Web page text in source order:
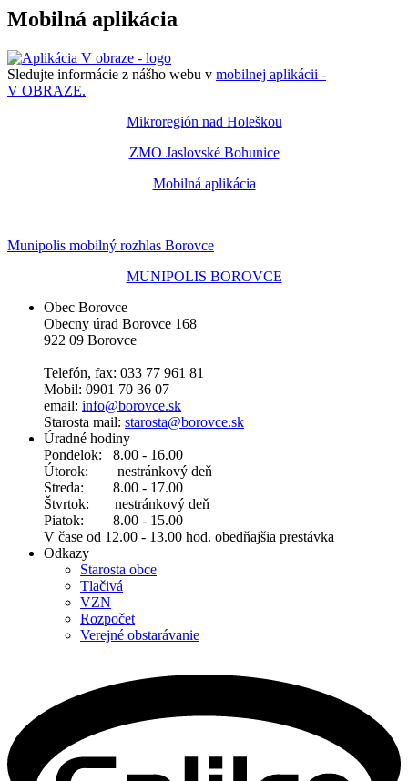
Mobilná aplikácia
Sledujte informácie z nášho webu v mobilnej aplikácii -
V OBRAZE.
Mikroregión nad Holeškou
ZMO Jaslovské Bohunice
Mobilná aplikácia
Munipolis mobilný rozhlas Borovce
MUNIPOLIS BOROVCE
Obec Borovce
Obecny úrad Borovce 168
922 09 Borovce
Telefón, fax: 033 77 961 81
Mobil: 0901 70 36 07
email: info@borovce.sk
Starosta mail: starosta@borovce.sk
Úradné hodiny
Pondelok: 8.00 - 16.00
Útorok: nestránkový deň
Streda: 8.00 - 17.00
Štvrtok: nestránkový deň
Piatok: 8.00 - 15.00
V čase od 12.00 - 13.00 hod. obedňajšia prestávka
Odkazy
Starosta obce
Tlačivá
VZN
Rozpočet
Verejné obstarávanie